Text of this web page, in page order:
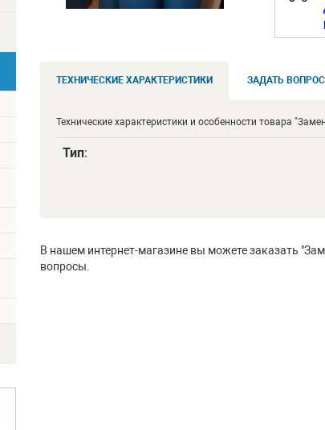
ТЕХНИЧЕСКИЕ ХАРАКТЕРИСТИКИ ЗАДАТЬ
Технические характеристики и особенности товара
Тип:
В нашем интернет-магазине вы можете заказать
вопросы.